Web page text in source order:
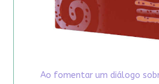
Ao fomentar um diálogo